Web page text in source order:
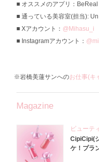
オススメのアプリ：BeReal
通っている美容室(担当): Un
Xアカウント： @Mihasu_i
Instagramアカウント：
※岩橋美蓮サンへのお仕事(キ
Magazine
ビューテ
CipiCipi(
ケ！プラ